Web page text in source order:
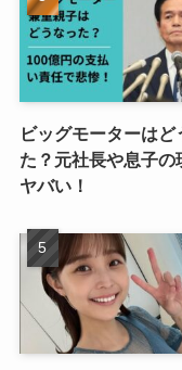
ビッグモーターはど
た？元社長や息子の
ヤバい！